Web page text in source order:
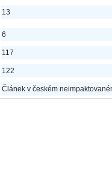
13
6
117
122
Článek v českém